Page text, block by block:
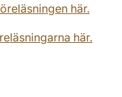
här.
här.